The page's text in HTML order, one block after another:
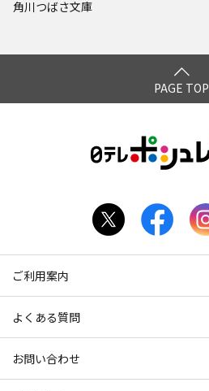
角川つばさ文庫
PAGE TOP
ご利用案内
よくある質問
お問い合わせ